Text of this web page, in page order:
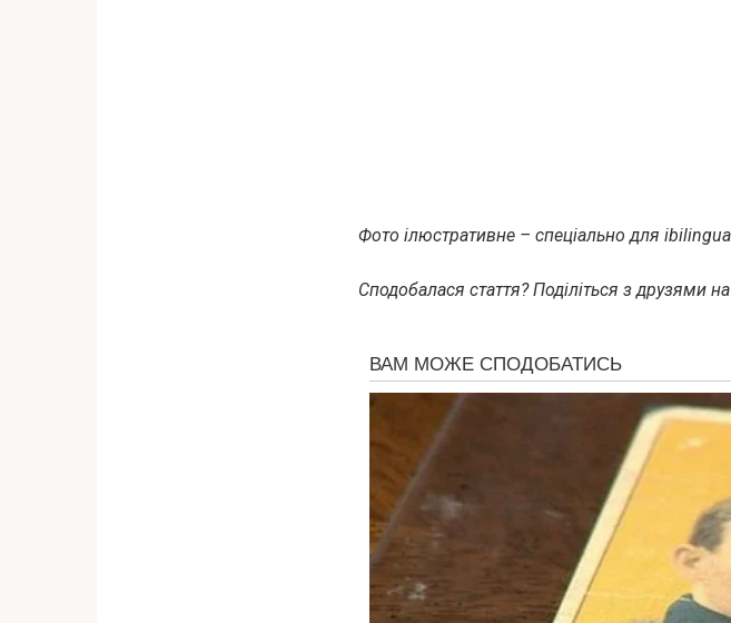
Фото ілюстративне – спеціально для ibilingua
Сподобалася стаття? Поділіться з друзями